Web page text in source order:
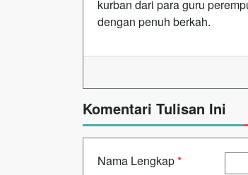
kurban dari para guru
dengan penuh berkah.
Komentari Tulisan Ini
Nama Lengkap*